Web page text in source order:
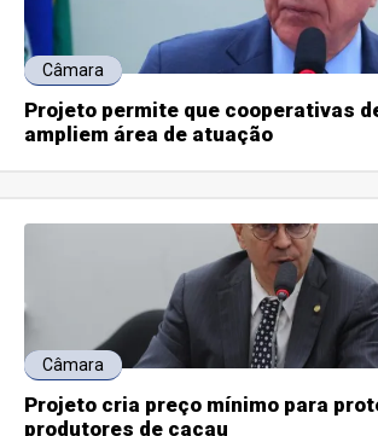
Câmara
Projeto permite que cooperativas
ampliem área de atuação
Câmara
Projeto cria preço mínimo para
produtores de cacau